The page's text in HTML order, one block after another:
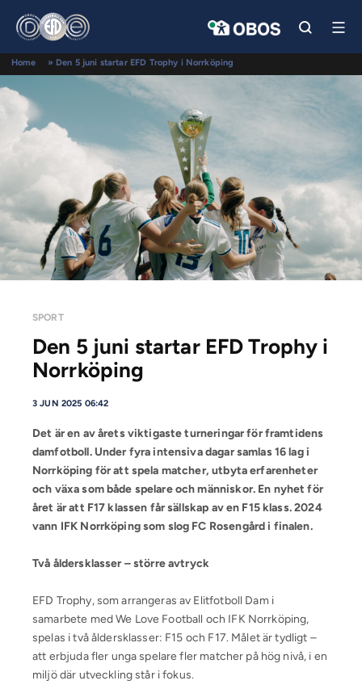
Home » Den 5 juni startar EFD Trophy i Norrköping
SPORT
Den 5 juni startar EFD Trophy i
Norrköping
3 JUN 2025 06:42
Det är en av årets viktigaste turneringar för framtidens
damfotboll. Under fyra intensiva dagar samlas 16 lag i
Norrköping för att spela matcher, utbyta erfarenheter
och växa som både spelare och människor. En nyhet för
året är att F17 klassen får sällskap av en F15 klass. 2024
vann IFK Norrköping som slog FC Rosengård i finalen.
Två åldersklasser – större avtryck
EFD Trophy, som arrangeras av Elitfotboll Dam i
samarbete med We Love Football och IFK Norrköping,
spelas i två åldersklasser: F15 och F17. Målet är tydligt –
att erbjuda fler unga spelare fler matcher på hög nivå, i en
miljö där utveckling står i fokus.